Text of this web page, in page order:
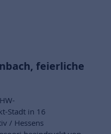
feierliche
Stadt in 16
/ Hessens